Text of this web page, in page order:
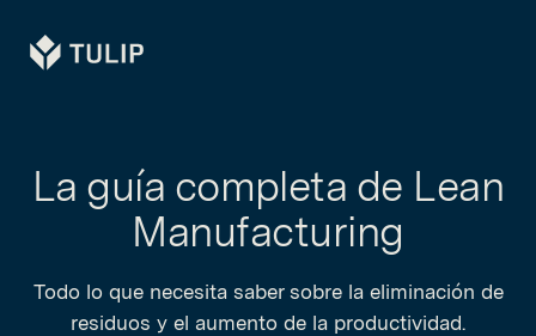
Tulip
La guía completa de Lean
Manufacturing
Todo lo que necesita saber sobre la eliminación de
residuos y el aumento de la productividad.